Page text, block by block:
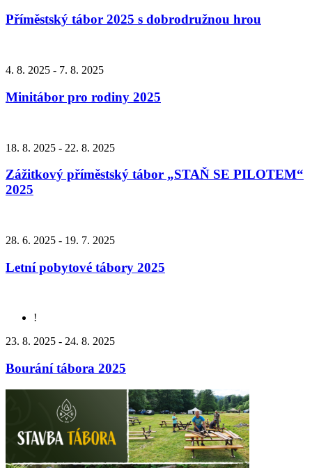
Příměstský tábor 2025 s dobrodružnou hrou
4. 8. 2025 - 7. 8. 2025
Minitábor pro rodiny 2025
18. 8. 2025 - 22. 8. 2025
Zážitkový příměstský tábor „STAŇ SE PILOTEM“
2025
28. 6. 2025 - 19. 7. 2025
Letní pobytové tábory 2025
!
23. 8. 2025 - 24. 8. 2025
Bourání tábora 2025